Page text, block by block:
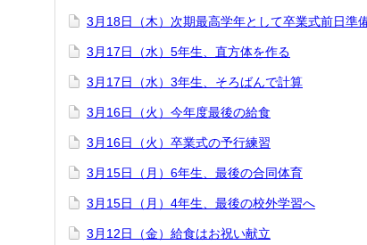
3月18日（木）次期最高学年として卒業式前日準
3月17日（水）5年生、直方体を作る
3月17日（水）3年生、そろばんで計算
3月16日（火）今年度最後の給食
3月16日（火）卒業式の予行練習
3月15日（月）6年生、最後の合同体育
3月15日（月）4年生、最後の校外学習へ
3月12日（金）給食はお祝い献立